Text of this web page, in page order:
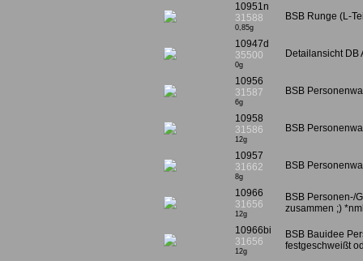
10951n
31588
0,85g
BSB Runge (L-
10947d
35500
0g
Detailansicht
10956
31587
6g
BSB
10958
31586
12g
BSB
10957
31662
8g
BSB
10966
31656
12g
BSB Personen-/
zusammen ;)
10966bi
31656
12g
BSB Bauidee
festgeschweißt